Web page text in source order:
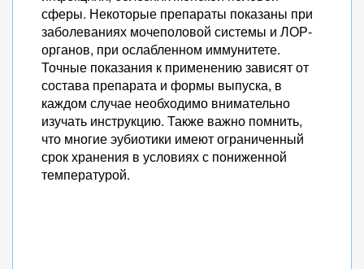
сферы. Некоторые препараты показаны при
заболеваниях мочеполовой системы и ЛОР-
органов, при ослабленном иммунитете.
Точные показания к применению зависят от
состава препарата и формы выпуска, в
каждом случае необходимо внимательно
изучать инструкцию. Также важно помнить,
что многие эубиотики имеют ограниченный
срок хранения в условиях с пониженной
температурой.